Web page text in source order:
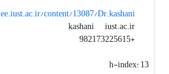
ee.iust.ac.ir/content/13087/Dr.kashani
kashani
iust.ac.ir
+982173225615
h-index:13